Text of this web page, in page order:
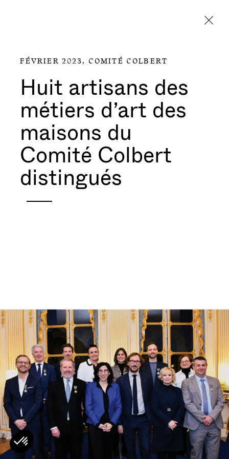
FÉVRIER 2023, COMITÉ COLBERT
Huit artisans des
métiers d’art des
maisons du
Comité Colbert
distingués